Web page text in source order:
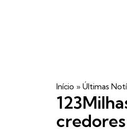
Início » Últimas